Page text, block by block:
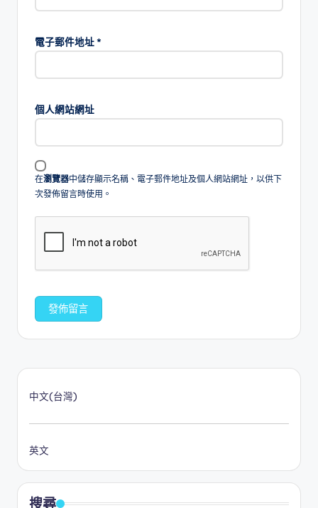
電子郵件地址*
個人網站網址
在瀏覽器中儲存顯示名稱、電子郵件地址及個人網站網址，以供下
次發佈留言時使用。
中文(台灣)
英文
搜尋